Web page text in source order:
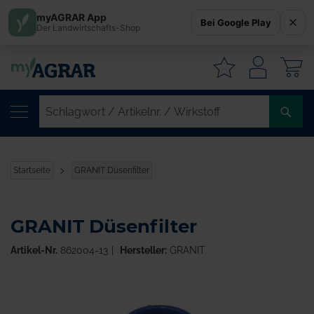
Startseite GRANIT Düsenfilter
GRANIT Düsenfilter
Artikel-Nr. 862004-13 Hersteller:GRANIT
myAGRAR App
Der Landwirtschafts-Shop Bei Google Play